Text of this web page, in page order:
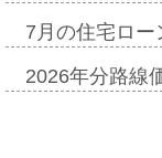
7月の住宅ロ
2026年分路線